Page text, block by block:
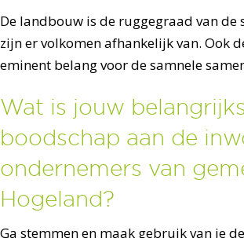
De landbouw is de ruggegraad van de
zijn er volkomen afhankelijk van. Ook
eminent belang voor de samnele
Wat is jouw
boodschap aan de
ondernemers van
Hogeland?
Ga stemmen en maak gebruik van je